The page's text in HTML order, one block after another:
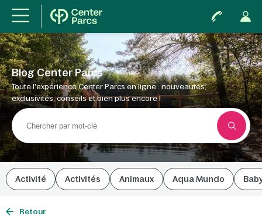
Blog Center Parcs
Toute l'expérience Center Parcs en ligne : nouveautés,
exclusivités, conseils et bien plus encore !
Activité Activités Animaux Aqua Mundo
Retour